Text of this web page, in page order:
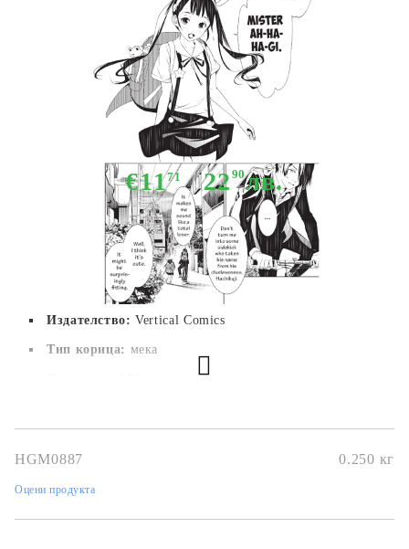
Манга: Bakemonogatari Vol. 4
€1171 22 90лв.
Издателство:Vertical Comics
Тип корица: мека
Дата на издаване:
Жанр:Dementia, Drama, Horror, Romance, Supernatural,
HGM0887 0.250 кг
Оцени продукта